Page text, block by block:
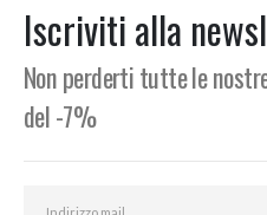
Iscriviti alla
Non perderti tutte le
del -7%